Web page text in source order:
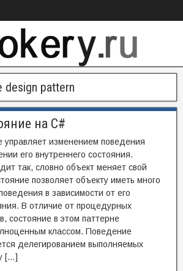
design pattern
на C#
управляет изменением поведения
его внутреннего состояния.
так, словно объект меняет свой
позволяет объекту иметь много
в зависимости от его
В отличие от процедурных
состояние в этом паттерне
классом. Поведение
делегированием выполняемых
[…]